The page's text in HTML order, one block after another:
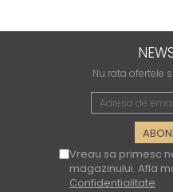
Nu rata ofertele
Vreau sa primesc
magazinului. Afla
Confidentialitate